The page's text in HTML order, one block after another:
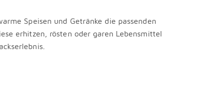
Speisen und Getränke die passenden
erhitzen, rösten oder garen Lebensmittel